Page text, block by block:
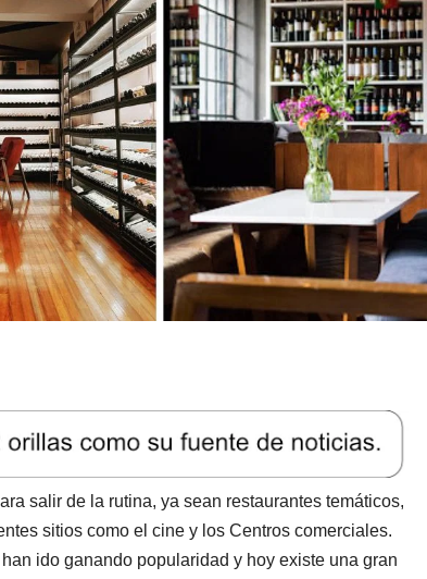
salir de la rutina, ya sean restaurantes temáticos,
sitios como el cine y los Centros comerciales.
ido ganando popularidad y hoy existe una gran